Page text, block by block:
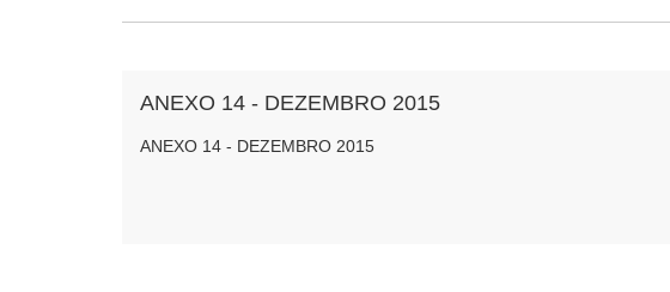
ANEXO 14 - DEZEMBRO 2015
ANEXO 14 - DEZEMBRO 2015